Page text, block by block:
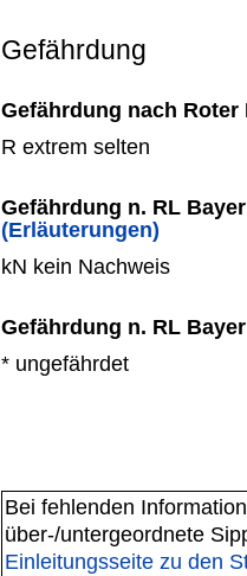
Gefährdung
Gefährdung nach
R extrem selten
Gefährdung n. RL
(Erläuterungen)
kN kein Nachweis
Gefährdung n. RL
* ungefährdet
Bei fehlenden
über-/untergeordnete
Einleitungsseite zu den